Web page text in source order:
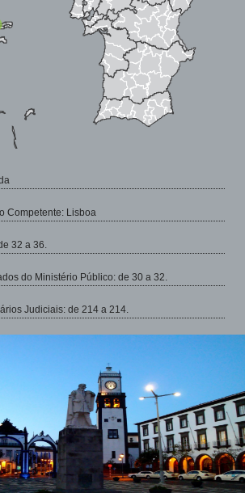
Competente: Lisboa
32 a 36.
do Ministério Público: de 30 a 32.
Judiciais: de 214 a 214.